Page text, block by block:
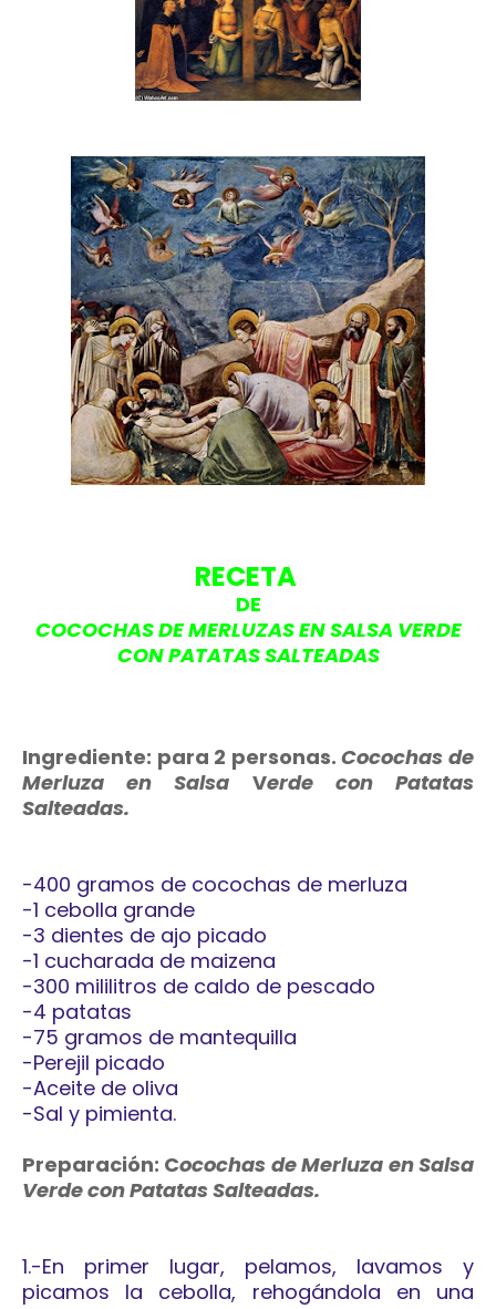
RECETA
DE
COCOCHAS DE MERLUZAS EN SALSA VERDE
CON PATATAS SALTEADAS
Ingrediente: para 2 personas.Cocochas de
Merluza en Salsa Verde con Patatas
Salteadas.
-400 gramos de cocochas de merluza
-1 cebolla grande
-3 dientes de ajo picado
-1 cucharada de maizena
-300 mililitros de caldo de pescado
-4 patatas
-75 gramos de mantequilla
-Perejil picado
-Aceite de oliva
-Sal y pimienta.
Preparación: Cocochas de Merluza en Salsa
Verde con Patatas Salteadas.
1.-En primer lugar, pelamos, lavamos y
picamos la cebolla, rehogándola en una